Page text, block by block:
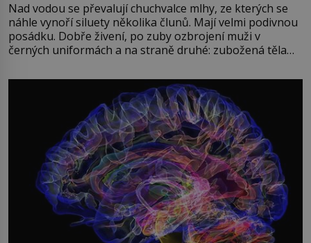
Nad vodou se převalují chuchvalce mlhy, ze kterých se
náhle vynoří siluety několika člunů. Mají velmi podivnou
posádku. Dobře živení, po zuby ozbrojení muži v
černých uniformách a na straně druhé: zubožená těla
přízračná scéna znamená? Je jaro roku 1945, druhá
světová válka se chýlí ke konci. Jezero Stolpsee